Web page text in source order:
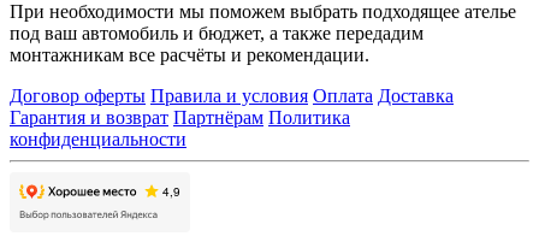
При необходимости мы поможем выбрать подходящее ателье
под ваш автомобиль и бюджет, а также передадим
монтажникам все расчёты и рекомендации.
Договор оферты Правила и условия Оплата Доставка
Гарантия и возврат Партнёрам Политика
конфиденциальности